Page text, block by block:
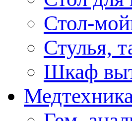
Стол-
Стулья,
Шкаф